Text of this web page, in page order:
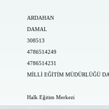
ARDAHAN
DAMAL
308513
4786514249
4786514231
MİLLİ EĞİTİM MÜDÜRLÜĞÜ
Halk Eğitim Merkezi